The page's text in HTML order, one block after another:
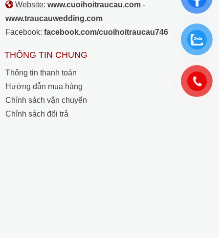
Website: www.cuoihoitraucau.com -
www.traucauwedding.com
Facebook: facebook.com/cuoihoitraucau746
THÔNG TIN CHUNG
Thông tin thanh toán
Hướng dẫn mua hàng
Chính sách vận chuyển
Chính sách đổi trả